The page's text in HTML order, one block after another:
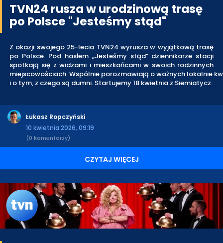
TVN24 rusza w urodzinową trasę
po Polsce "Jesteśmy stąd"
Z okazji swojego 25-lecia TVN24 wyrusza w wyjątkową trasę
po Polsce. Pod hasłem „Jesteśmy stąd” dziennikarze stacji
spotkają się z widzami i mieszkańcami w swoich rodzinnych
miejscowościach. Wspólnie porozmawiają o ważnych lokalnie
i o tym, z czego są dumni. Startujemy 18 kwietnia z Siemiatycz.
Łukasz Ropczyński
10 kwietnia 2026, 09:19
(0 komentarzy)
CZYTAJ WIĘCEJ